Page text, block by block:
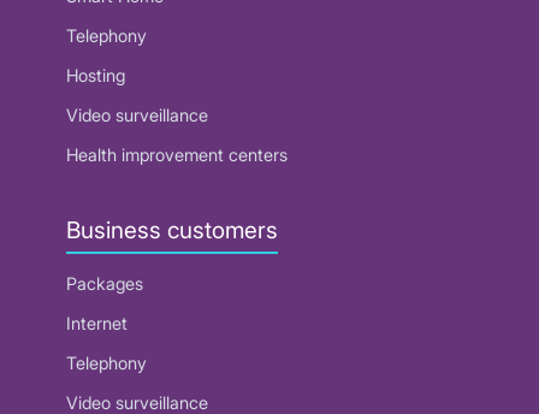
Telephony
Hosting
Video surveillance
Health improvement centers
Business customers
Packages
Internet
Telephony
Video surveillance